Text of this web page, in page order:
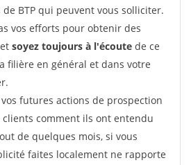
BTP qui peuvent vous solliciter.
vos efforts pour obtenir des
et soyez toujours à l'écoute de ce
filière en général et dans votre
futures actions de prospection
comment ils ont entendu
de quelques mois, si vous
faites localement ne rapporte